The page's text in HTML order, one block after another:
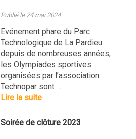
Publié le 24 mai 2024
Evénement phare du Parc
Technologique de La Pardieu
depuis de nombreuses années,
les Olympiades sportives
organisées par l’association
Technopar sont …
Lire la suite
Soirée de clôture 2023